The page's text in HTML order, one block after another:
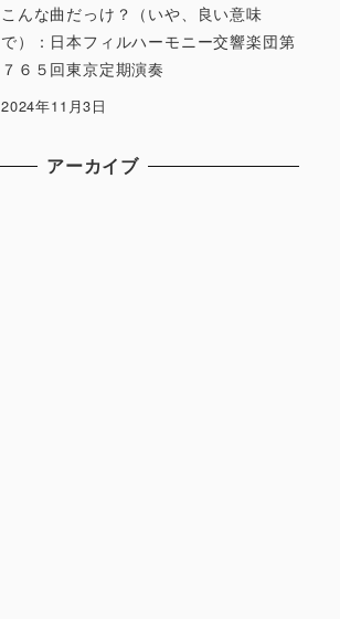
こんな曲だっけ？（いや、良い意味
で）：日本フィルハーモニー交響楽団第
７６５回東京定期演奏
2024年11月3日
アーカイブ